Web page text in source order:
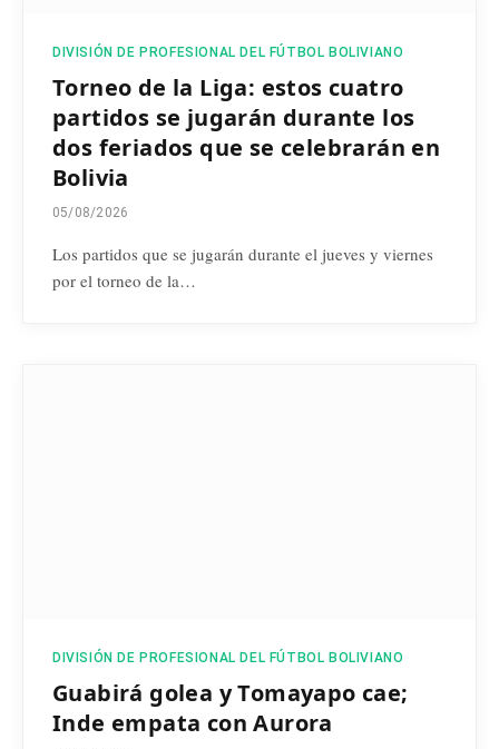
DIVISIÓN DE PROFESIONAL DEL FÚTBOL BOLIVIANO
Torneo de la Liga: estos cuatro
partidos se jugarán durante los
dos feriados que se celebrarán en
Bolivia
05/08/2026
Los partidos que se jugarán durante el jueves y viernes
por el torneo de la…
DIVISIÓN DE PROFESIONAL DEL FÚTBOL BOLIVIANO
Guabirá golea y Tomayapo cae;
Inde empata con Aurora